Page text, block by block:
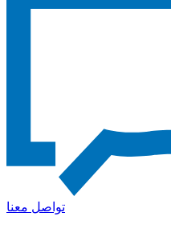
تواصل معنا